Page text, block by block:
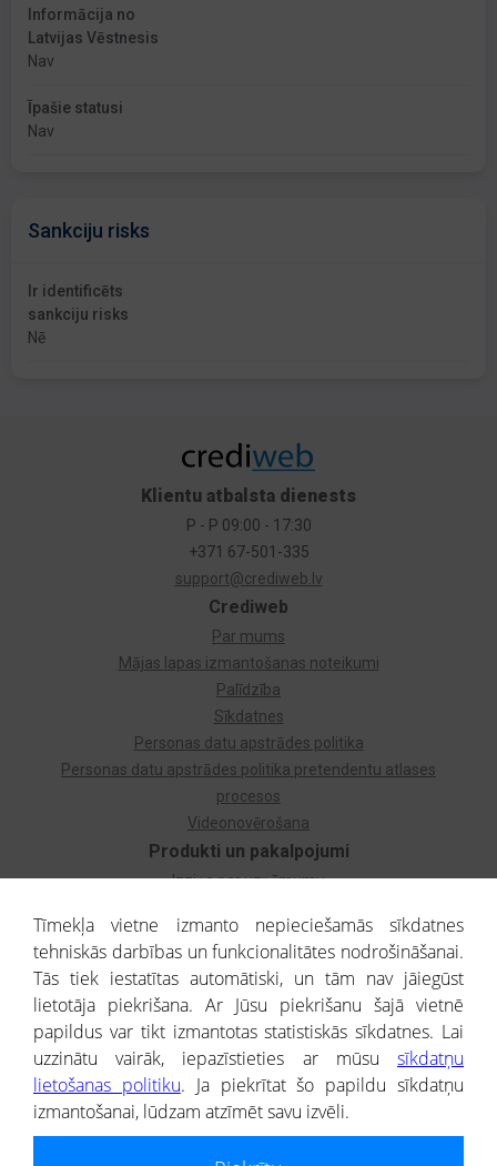
Informācija no
Latvijas Vēstnesis
Nav
Īpašie statusi
Nav
Sankciju risks
Ir identificēts
sankciju risks
Nē
Produkti un pakalpojumi
Izziņa par uzņēmumu
Dzimtas koks
Uzņēmumu atlase
Monitorings
Kredītizziņa par ārvalstu uzņēmumiem
Crediweb
Par mums
Mājas lapas izmantošanas noteikumi
Palīdzība
Sīkdatnes
Personas datu apstrādes politika
Personas datu apstrādes politika pretendentu atlases
procesos
Videonovērošana
Klientu atbalsta dienests
P - P 09:00 - 17:30
+371 67-501-335
support@crediweb.lv
® CREDITREFORM Latvija
SIA
Tīmekļa vietne izmanto nepieciešamās sīkdatnes
tehniskās darbības un funkcionalitātes nodrošināšanai.
Tās tiek iestatītas automātiski, un tām nav jāiegūst
lietotāja piekrišana. Ar Jūsu piekrišanu šajā vietnē
papildus var tikt izmantotas statistiskās sīkdatnes. Lai
uzzinātu vairāk, iepazīstieties ar mūsu sīkdatņu
lietošanas politiku. Ja piekrītat šo papildu sīkdatņu
izmantošanai, lūdzam atzīmēt savu izvēli.